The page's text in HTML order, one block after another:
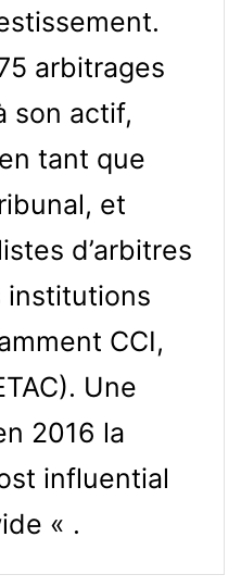
arbitrages
son actif,
tant que
et
d’arbitres
institutions
CCI,
Une
2016 la
influential
« .